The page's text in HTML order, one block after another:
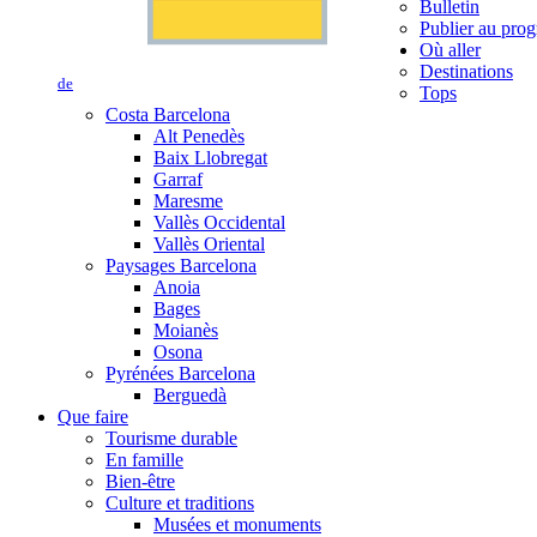
de
Bulletin
Publier au
Où aller
Destinations
Tops
Costa Barcelona
Alt Penedès
Baix Llobregat
Garraf
Maresme
Vallès Occidental
Vallès Oriental
Paysages Barcelona
Anoia
Bages
Moianès
Osona
Pyrénées Barcelona
Berguedà
Que faire
Tourisme durable
En famille
Bien-être
Culture et traditions
Musées et monuments